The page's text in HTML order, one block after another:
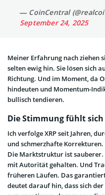
— CoinCentral
September 24, 2025
Meiner Erfahrung nach ziehen
selten ewig hin. Sie lösen sich
Richtung. Und im Moment, da
hindeuten und Momentum-
bullisch tendieren.
Die Stimmung fühlt
Ich verfolge XRP seit Jahren,
und schmerzhafte
Die Marktstruktur ist
mit Autorität gehalten. Und
früheren Läufen. Das
deutet darauf hin, dass sich